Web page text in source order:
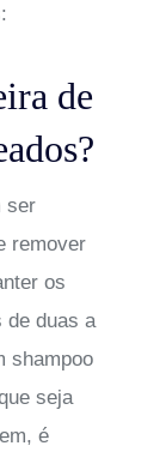
de
ser
remover
os
de duas a
shampoo
seja
é